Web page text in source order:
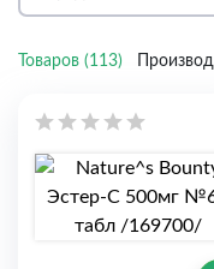
Товаров (113)